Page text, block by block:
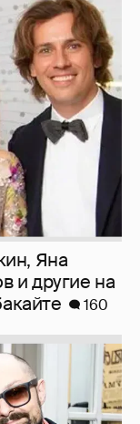
Яна
и другие на
160